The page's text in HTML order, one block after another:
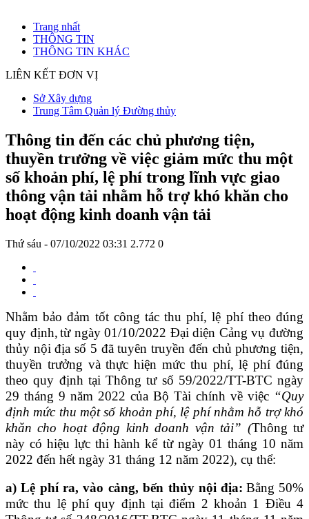
Trang nhất
THÔNG TIN
THÔNG TIN KHÁC
LIÊN KẾT ĐƠN VỊ
Sở Xây dựng
Trung Tâm Quản lý Đường thủy
Thông tin đến các chủ phương tiện,
thuyền trưởng về việc giảm mức thu một
số khoản phí, lệ phí trong lĩnh vực giao
thông vận tải nhằm hỗ trợ khó khăn cho
hoạt động kinh doanh vận tải
Thứ sáu - 07/10/2022 03:31 2.772 0
Nhằm bảo đảm tốt công tác thu phí, lệ phí theo đúng
quy định,từ ngày 01/10/2022 Đại diện Cảng vụ đường
thủy nội địa số 5 đã tuyên truyền đến chủ phương tiện,
thuyền trưởng và thực hiện mức thu phí, lệ phí đúng
theo quy định tại Thông tưsố 59/2022/TT-BTC ngày
29 tháng 9 năm 2022 của Bộ Tài chính về việc “Quy
định mức thu một số khoản phí, lệ phí nhằm hỗ trợ khó
khăn cho hoạt động kinh doanh vận tải” (Thông tư
này có hiệu lực thi hành kể từ ngày 01 tháng 10 năm
2022 đến hết ngày 31 tháng 12 năm 2022), cụ thể:
a)Lệ phí ra, vào cảng, bến thủy nội địa: Bằng 50%
mức thu lệ phí quy định tại điểm 2 khoản 1 Điều 4